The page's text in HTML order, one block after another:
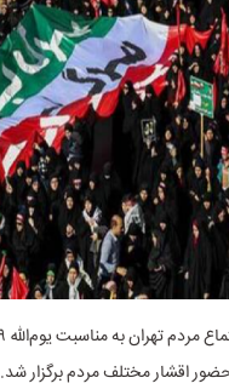
اقشار مختلف مردم برگزار شد.